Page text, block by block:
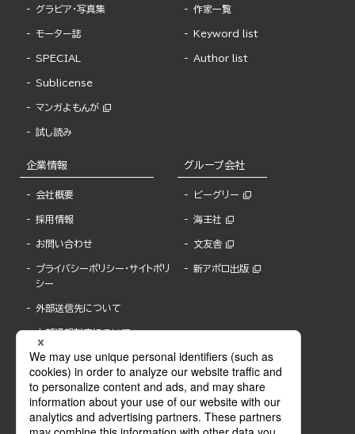
グラビア・写真集
モーター誌
SPECIAL
Sublicense
マンガよもんが
試し読み
作家一覧
Keyword list
Author list
企業情報
会社概要
採用情報
お問い合わせ
プライバシーポリシー・サイトポリ
シー
外部送信先について
内部通報制度について
グループ会社
ビーグリー
海王社
文友舎
新アポロ出版